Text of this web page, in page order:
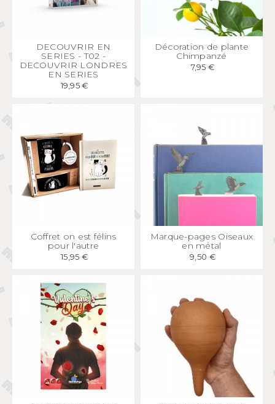
APERÇU RAPIDE
DECOUVRIR EN
SERIES - T02 -
DECOUVRIR LONDRES
EN SERIES
19,95 €
APERÇU RAPIDE
Décoration de plante
Chimpanzé
7,95 €
APERÇU RAPIDE
Coffret on est félins
pour l'autre
15,95 €
APERÇU RAPIDE
Marque-pages Oiseaux
en métal
9,50 €